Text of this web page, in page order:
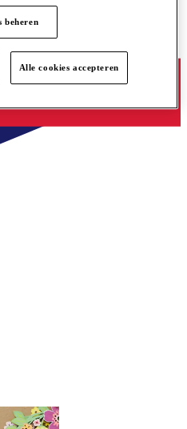
beheren
Alle cookies accepteren